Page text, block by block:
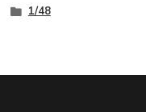
1/48